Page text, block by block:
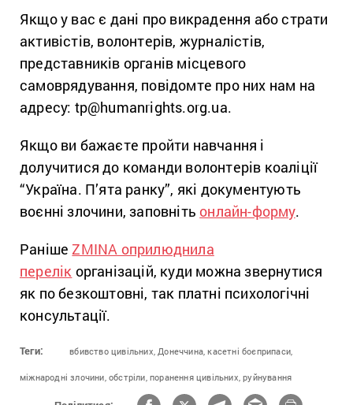
Якщо у вас є дані про викрадення або страти
активістів, волонтерів, журналістів,
представників органів місцевого
самоврядування, повідомте про них нам на
адресу: tp@humanrights.org.ua.
Якщо ви бажаєте пройти навчання і
долучитися до команди волонтерів коаліції
“Україна. П’ята ранку”, які документують
воєнні злочини, заповніть онлайн-форму.
Раніше ZMINA оприлюднила
перелік організацій, куди можна звернутися
як по безкоштовні, так платні психологічні
консультації.
Теги: вбивство цивільних, Донеччина, касетні боєприпаси,
міжнародні злочини, обстріли, поранення цивільних, руйнування